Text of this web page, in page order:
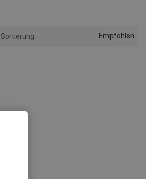
Sortierung Empfohlen